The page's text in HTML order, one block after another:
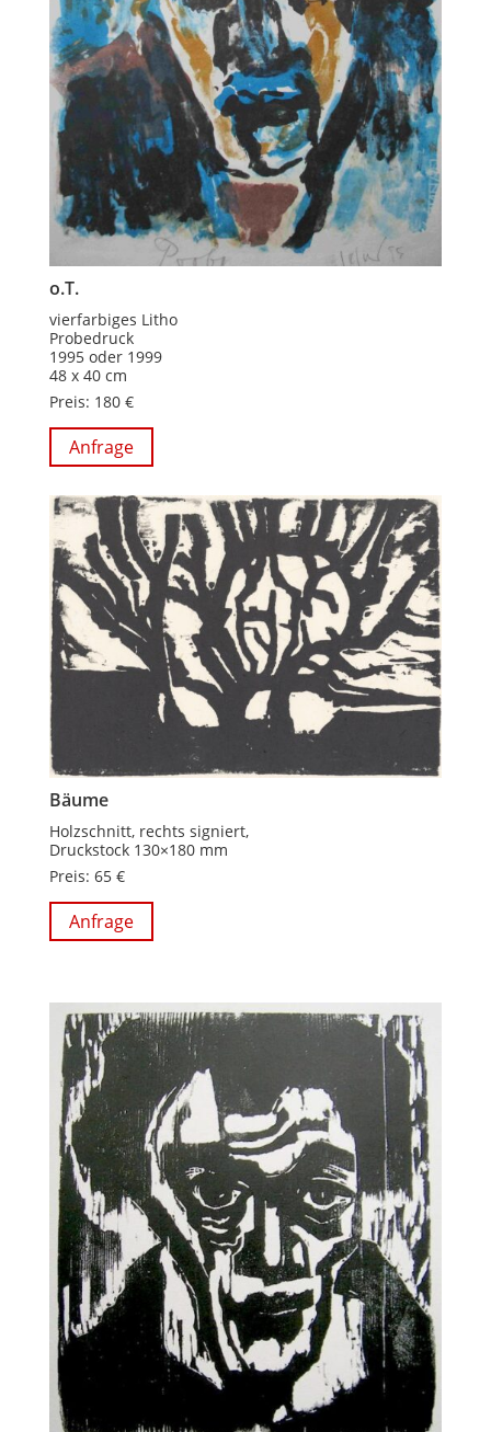
o.T.
vierfarbiges Litho
Probedruck
1995 oder 1999
48 x 40 cm
Preis: 180 €
Anfrage
Bäume
Holzschnitt, rechts signiert,
Druckstock 130×180 mm
Preis: 65 €
Anfrage